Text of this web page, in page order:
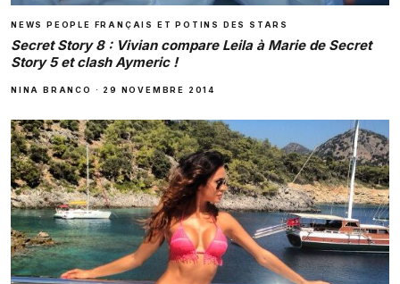
NEWS PEOPLE FRANÇAIS ET POTINS DES STARS
Secret Story 8 : Vivian compare Leila à Marie de Secret
Story 5 et clash Aymeric !
NINA BRANCO · 29 NOVEMBRE 2014